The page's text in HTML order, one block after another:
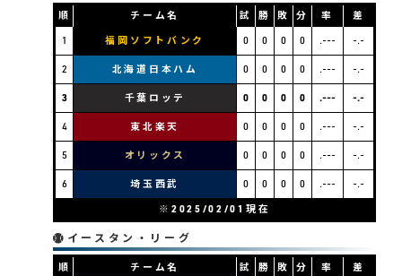
順 チーム名 試 勝 敗 分 率 差
1 福岡ソフトバンク 0 0 0 0 .--- -.-
2 北海道日本ハム 0 0 0 0 .--- -.-
3 千葉ロッテ 0 0 0 0 .--- -.-
4 東北楽天 0 0 0 0 .--- -.-
5 オリックス 0 0 0 0 .--- -.-
6 埼玉西武 0 0 0 0 .--- -.-
※2025/02/01現在
イースタン・リーグ
順 チーム名 試 勝 敗 分 率 差